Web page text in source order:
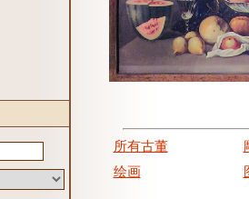
所有古董
绘画